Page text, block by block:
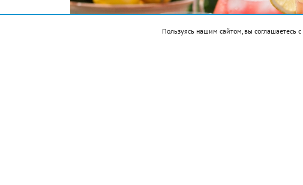
Пользуясь нашим сайтом, вы соглашаетесь с